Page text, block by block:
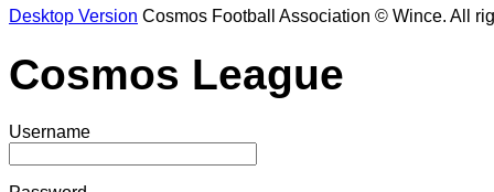
Desktop Version Cosmos Football Association © Wince. All
Cosmos League
Username